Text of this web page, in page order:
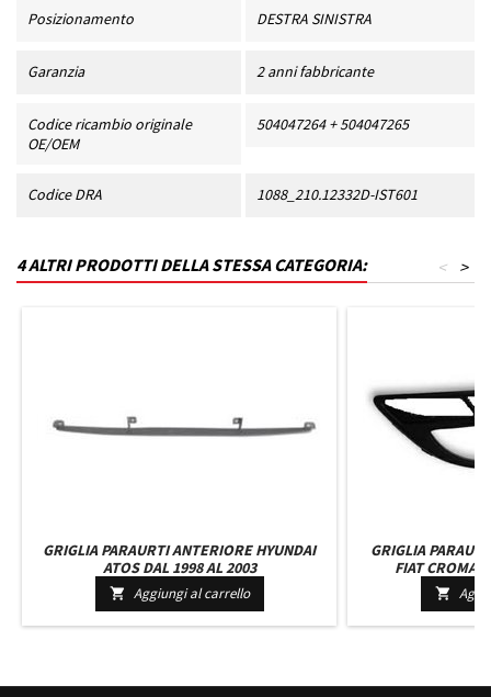
Posizionamento DESTRA SINISTRA
Garanzia 2 anni fabbricante
Codice ricambio originale
OE/OEM
504047264 + 504047265
Codice DRA 1088_210.12332D-IST601
4 ALTRI PRODOTTI DELLA STESSA CATEGORIA: >
<
GRIGLIA PARAURTI ANTERIORE HYUNDAI
ATOS DAL 1998 AL 2003
 Aggiungi al carrello
GRIGLIA
FIAT CROMA
